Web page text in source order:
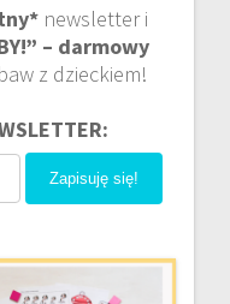
newsletter i
– darmowy
z dzieckiem!
Zapisuję się!